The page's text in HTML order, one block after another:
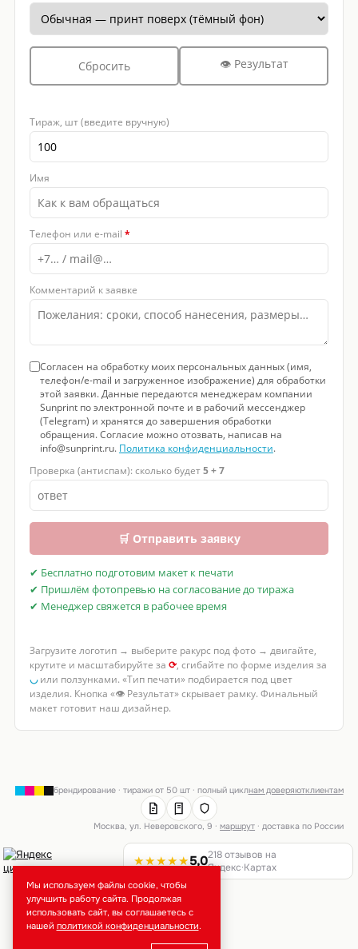
Сбросить 👁 Результат
Тираж, шт (введите вручную)
Имя
Телефон или e-mail *
Комментарий к заявке
Согласен на обработку моих персональных данных (имя,
телефон/e-mail и загруженное изображение) для обработки
этой заявки. Данные передаются менеджерам компании
Sunprint по электронной почте и в рабочий мессенджер
(Telegram) и хранятся до завершения обработки
обращения. Согласие можно отозвать, написав на
info@sunprint.ru. Политика конфиденциальности.
Проверка (антиспам): сколько будет5 + 7
🛒 Отправить заявку
✔ Бесплатно подготовим макет к печати
✔ Пришлём фотопревью на согласование до тиража
✔ Менеджер свяжется в рабочее время
Загрузите логотип → выберите ракурс под фото → двигайте,
крутите и масштабируйте за ⟳, сгибайте по форме изделия за
◡или ползунками. «Тип печати» подбирается под цвет
изделия. Кнопка «👁 Результат» скрывает рамку. Финальный
макет готовит наш дизайнер.
брендирование · тиражи от 50 шт · полный циклнам доверяютклиентам
Москва, ул. Неверовского, 9 ·маршрут · доставка по России
★★★★★5,0218 отзывов на
Яндекс·Картах
Мы используем файлы cookie, чтобы
улучшить работу сайта. Продолжая
использовать сайт, вы соглашаетесь с
нашей политикой конфиденциальности.